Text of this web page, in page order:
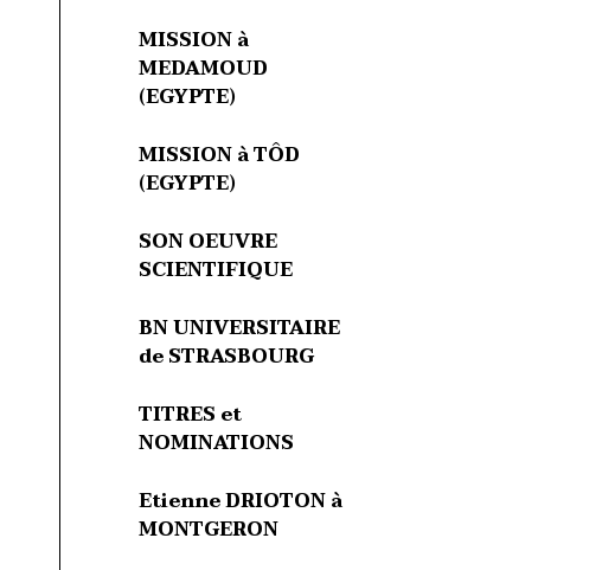
MISSION à
MEDAMOUD
(EGYPTE)
MISSION à TÔD
(EGYPTE)
SON OEUVRE
SCIENTIFIQUE
BN UNIVERSITAIRE
de STRASBOURG
TITRES et
NOMINATIONS
Etienne DRIOTON à
MONTGERON